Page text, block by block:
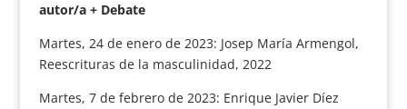
autor/a + Debate
Martes, 24 de enero de 2023: Josep María Armengol,
Reescrituras de la masculinidad, 2022
Martes, 7 de febrero de 2023: Enrique Javier Díez